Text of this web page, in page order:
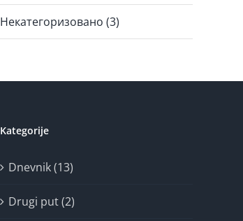
Некатегоризовано (3)
Kategorije
Dnevnik (13)
Drugi put (2)